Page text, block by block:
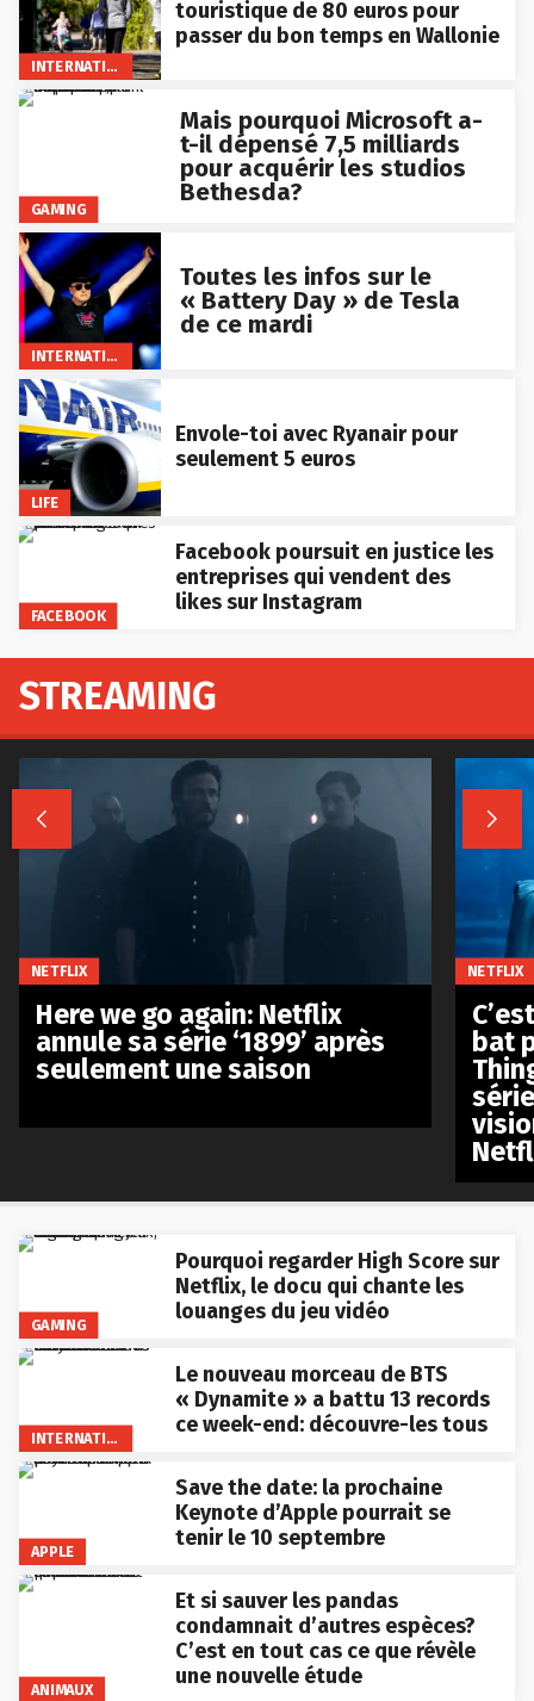
INTERNATIONAL
touristique de 80 euros pour
passer du bon temps en Wallonie
GAMING
Mais pourquoi Microsoft a-
t-il dépensé 7,5 milliards
pour acquérir les studios
Bethesda?
INTERNATIONAL
Toutes les infos sur le
« Battery Day » de Tesla
de ce mardi
LIFE
Envole-toi avec Ryanair pour
seulement 5 euros
FACEBOOK
Facebook poursuit en justice les
entreprises qui vendent des
likes sur Instagram
GAMING
Pourquoi regarder High Score sur
Netflix, le docu qui chante les
louanges du jeu vidéo
INTERNATIONAL
Le nouveau morceau de BTS
« Dynamite » a battu 13 records
ce week-end: découvre-les tous
APPLE
Save the date: la prochaine
Keynote d’Apple pourrait se
tenir le 10 septembre
ANIMAUX
Et si sauver les pandas
condamnait d’autres espèces?
C’est en tout cas ce que révèle
une nouvelle étude
STREAMING
 
NETFLIX
Here we go again: Netflix
annule sa série ‘1899’ après
seulement une saison
NETFLIX
bat